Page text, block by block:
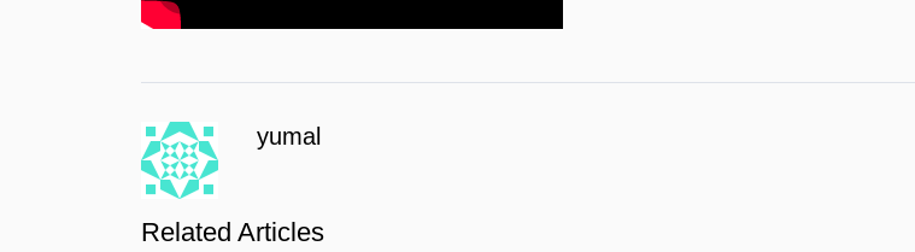
yumal
Related Articles